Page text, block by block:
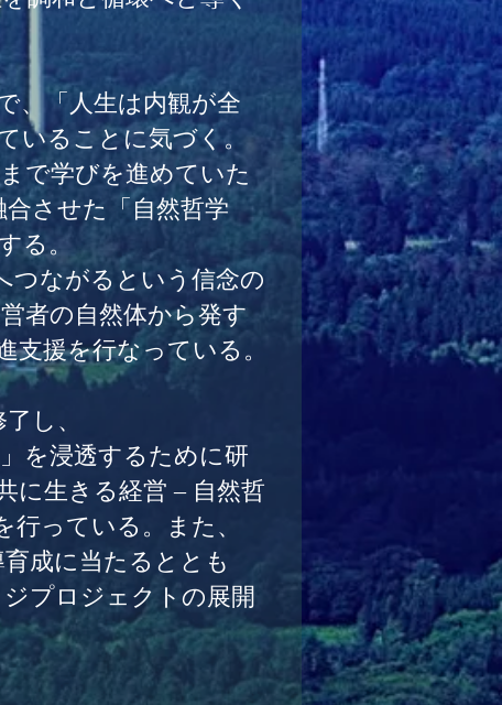
、「人生は内観が全
いることに気づく。
で学びを進めていた
させた「自然哲学
る。
つながるという信念の
者の自然体から発す
支援を行なっている。
し、
を浸透するために研
に生きる経営 – 自然哲
っている。また、
成に当たるととも
プロジェクトの展開